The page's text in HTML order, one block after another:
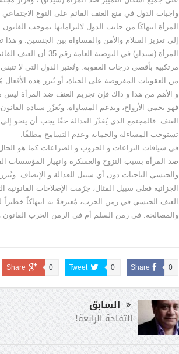
واجبات الدول في منع العنف القائم على النوع
المرأة انتهاكًا من جانب الدول لالتزاماتها بموجب
إلى تعزيز السلام والأمن والمساواة بين الجنسين. و هذا
المرأة (سيداو) في
مرتكبيه بأقصى درجات العقوبة. وتُعتبر الدول التي لا
من العقوبات المفروضة على الجناة، أو تُبرر هذه الأفعال
و الأهم من هذا و ذاك فإن تجريم العنف ضد المرأة ليس
فهو يحمي الأرواح، ويدعم المساواة، ويُعزّز سيادة
العنف. فالمجتمع الذي يُقدّر العدالة حقًا يجب أن ينحو
تستوجب المساءلة والحماية وعدم التسامح مطلقًا.
في سياقات النزاعات و الحروب و الصراعات كما هو الحال
ضد المرأة بسبب النزوح والعسكرة وانهيار المؤسسات
والجنسي الناجيات دون أي سبيل للعدالة و الإنصاف.
الجزائية فعلى سبيل المثال، جرّمت الإصلاحات
العنف الجنسي في زمن الحرب، مُعترفةً به انتهاكاً خطيراً
والمصالحة. في زمن السلم أم في الزمن الحرب القانون و
Share 0
Tweet 0
Share 0
السابق
التفاحة الرابعة!